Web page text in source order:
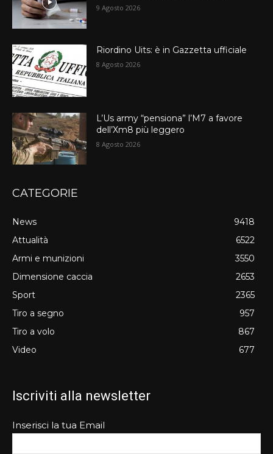
9 Agosto 2026
Riordino Uits: è in Gazzetta ufficiale
8 Agosto 2026
L’Us army “pensiona” l’M7 a favore
dell’Xm8 più leggero
8 Agosto 2026
CATEGORIE
News
9418
Attualità
6522
Armi e munizioni
3550
Dimensione caccia
2653
Sport
2365
Tiro a segno
957
Tiro a volo
867
Video
677
Iscriviti alla newsletter
Inserisci la tua Email